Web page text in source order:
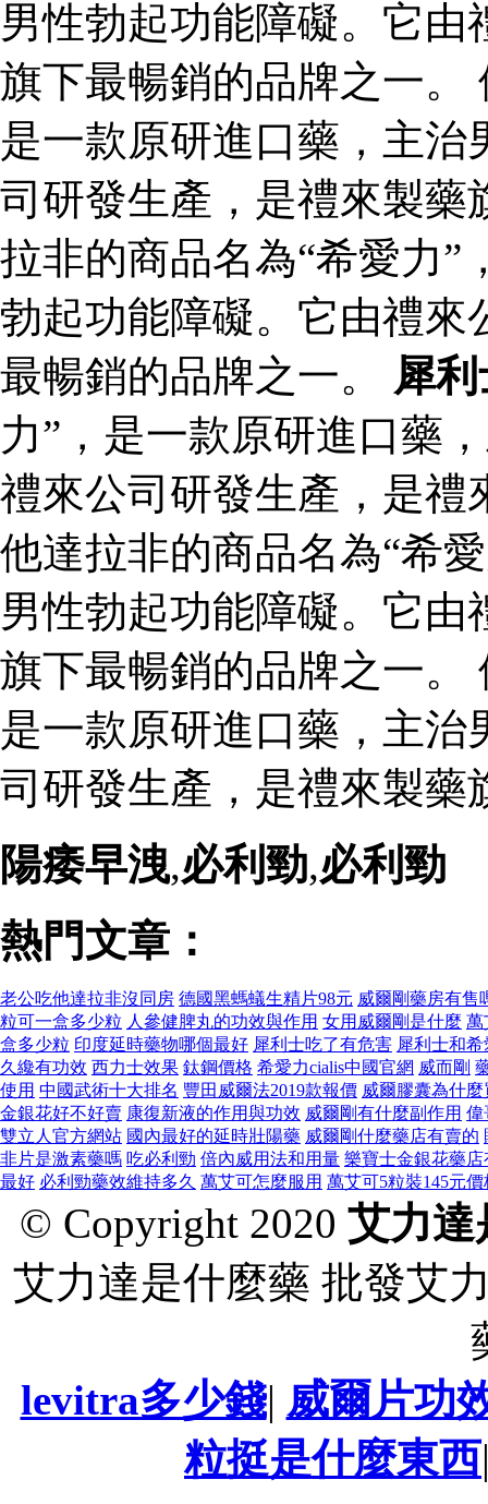
男性勃起功能障礙。它
旗下最暢銷的品牌之一。
是一款原研進口藥，主
司研發生產，是禮來製藥
拉非的商品名為“希愛力”
勃起功能障礙。它由禮來
最暢銷的品牌之一。 犀
力”，是一款原研進口藥
禮來公司研發生產，是禮
他達拉非的商品名為“希
男性勃起功能障礙。它
旗下最暢銷的品牌之一。
是一款原研進口藥，主
司研發生產，是禮來製藥
陽痿早洩,必利勁,必利勁
熱門文章：
老公吃他達拉非沒同房 德國黑螞蟻生精片98元 威爾剛藥房有售
粒可一盒多少粒 人參健脾丸的功效與作用 女用威爾剛是什麼 萬
盒多少粒 印度延時藥物哪個最好 犀利士吃了有危害 犀利士和希
久纔有功效 西力士效果 鈦鋼價格 希愛力cialis中國官網 威而剛
使用 中國武術十大排名 豐田威爾法2019款報價 威爾膠囊為什
金銀花好不好賣 康復新液的作用與功效 威爾剛有什麼副作用 偉
雙立人官方網站 國內最好的延時壯陽藥 威爾剛什麼藥店有賣的
非片是激素藥嗎 吃必利勁 倍內威用法和用量 樂寶士金銀花藥店
最好 必利勁藥效維持多久 萬艾可怎麼服用 萬艾可5粒裝145元價
© Copyright 2020 艾力達
艾力達是什麼藥 批發艾
levitra多少錢| 威爾片功
粒挺是什麼東西